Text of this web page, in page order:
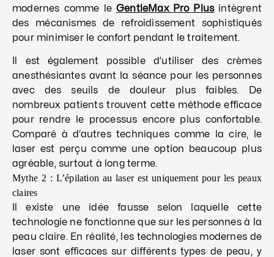
modernes comme le GentleMax Pro Plusintègrent
des mécanismes de refroidissement sophistiqués
pour minimiser le confort pendant le traitement.
Il est également possible d’utiliser des crèmes
anesthésiantes avant la séance pour les personnes
avec des seuils de douleur plus faibles. De
nombreux patients trouvent cette méthode efficace
pour rendre le processus encore plus confortable.
Comparé à d’autres techniques comme la cire, le
laser est perçu comme une option beaucoup plus
agréable, surtout à long terme.
Mythe 2 : L’épilation au laser est uniquement pour les peaux
claires
Il existe une idée fausse selon laquelle cette
technologie ne fonctionne que sur les personnes à la
peau claire. En réalité, les technologies modernes de
laser sont efficaces sur différents types de peau, y